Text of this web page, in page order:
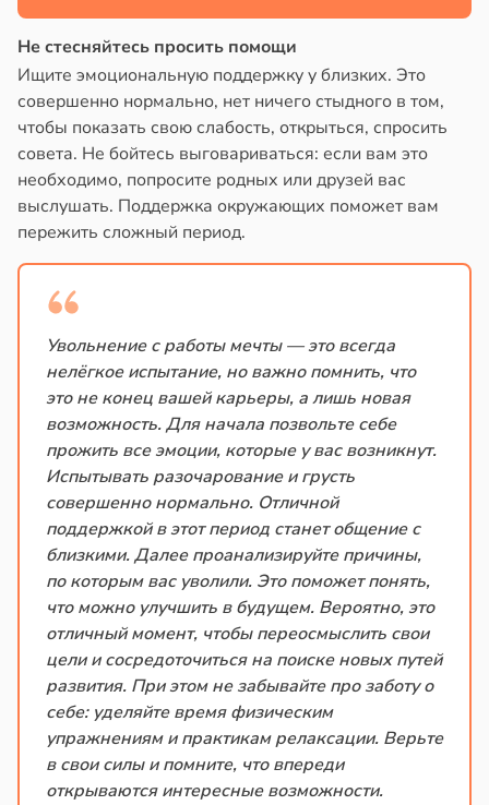
Не стесняйтесь просить помощи
Ищите эмоциональную поддержку у близких. Это
совершенно нормально, нет ничего стыдного в том,
чтобы показать свою слабость, открыться, спросить
совета. Не бойтесь выговариваться: если вам это
необходимо, попросите родных или друзей вас
выслушать. Поддержка окружающих поможет вам
пережить сложный период.
Увольнение с работы мечты — это всегда
нелёгкое испытание, но важно помнить, что
это не конец вашей карьеры, а лишь новая
возможность. Для начала позвольте себе
прожить все эмоции, которые у вас возникнут.
Испытывать разочарование и грусть
совершенно нормально. Отличной
поддержкой в этот период станет общение с
близкими. Далее проанализируйте причины,
по которым вас уволили. Это поможет понять,
что можно улучшить в будущем. Вероятно, это
отличный момент, чтобы переосмыслить свои
цели и сосредоточиться на поиске новых путей
развития. При этом не забывайте про заботу о
себе: уделяйте время физическим
упражнениям и практикам релаксации. Верьте
в свои силы и помните, что впереди
открываются интересные возможности.